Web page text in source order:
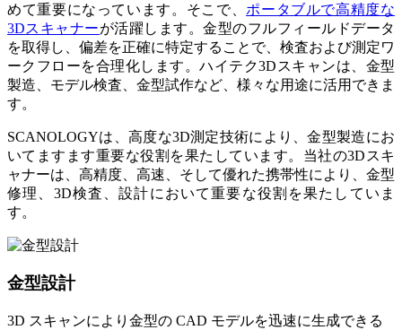
めて重要になっています。そこで、 ポータブルで高精度な
3Dスキャナーが活躍します。金型のフルフィールドデータ
を取得し、偏差を正確に特定することで、検査および測定ワ
ークフローを合理化します。ハイテク3Dスキャンは、金型
製造、モデル検査、金型試作など、様々な用途に活用できま
す。
SCANOLOGYは、高度な3D測定技術により、金型製造にお
いてますます重要な役割を果たしています。当社の3Dスキ
ャナーは、高精度、高速、そして優れた携帯性により、金型
修理、3D検査、設計において重要な役割を果たしていま
す。
金型設計
3D スキャンにより金型の CAD モデルを迅速に生成できる